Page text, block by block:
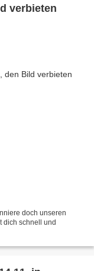
verbieten
doch unseren
dich schnell und